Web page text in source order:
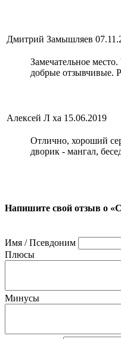
Дмитрий Замышляев
Замечательное
добрые отзывчивые.
Алексей Л ха 15.06.2019
Отлично, хороший
дворик - мангал,
Напишите свой отзыв о
Имя / Псевдоним
Плюсы
Минусы